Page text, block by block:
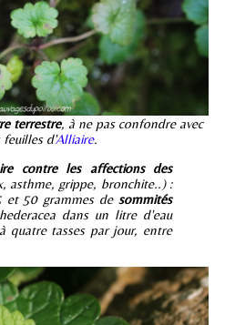
terrestre, à ne pas confondre avec
feuilles d'Alliaire.
contre les affections des
asthme, grippe, bronchite..) :
et 50 grammes de sommités
dans un litre d'eau
quatre tasses par jour, entre